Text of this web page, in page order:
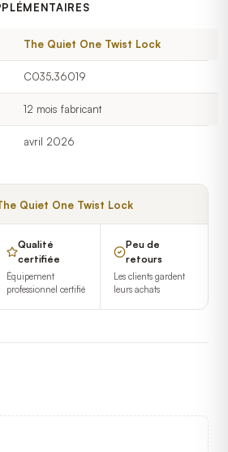
The Quiet One Twist Lock
C035.36019
12 mois fabricant
avril 2026
Quiet One Twist Lock
Qualité
certifiée
Équipement
professionnel certifié
Peu de
retours
Les clients gardent
leurs achats